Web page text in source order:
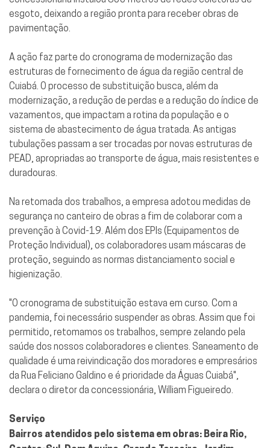
esgoto, deixando a região pronta para receber obras de
pavimentação.
A ação faz parte do cronograma de modernização das
estruturas de fornecimento de água da região central de
Cuiabá. O processo de substituição busca, além da
modernização, a redução de perdas e a redução do índice de
vazamentos, que impactam a rotina da população e o
sistema de abastecimento de água tratada. As antigas
tubulações passam a ser trocadas por novas estruturas de
PEAD, apropriadas ao transporte de água, mais resistentes e
duradouras.
Na retomada dos trabalhos, a empresa adotou medidas de
segurança no canteiro de obras a fim de colaborar com a
prevenção à Covid-19. Além dos EPIs (Equipamentos de
Proteção Individual), os colaboradores usam máscaras de
proteção, seguindo as normas distanciamento social e
higienização.
"O cronograma de substituição estava em curso. Com a
pandemia, foi necessário suspender as obras. Assim que foi
permitido, retomamos os trabalhos, sempre zelando pela
saúde dos nossos colaboradores e clientes. Saneamento de
qualidade é uma reivindicação dos moradores e empresários
da Rua Feliciano Galdino e é prioridade da Águas Cuiabá",
declara o diretor da concessionária, William Figueiredo.
Serviço
Bairros atendidos pelo sistema em obras: Beira Rio,